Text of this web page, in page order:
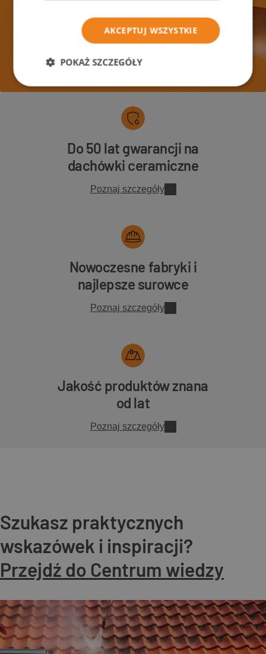
kształtów i kolorów
Do 50 lat gwarancji na
dachówki ceramiczne
Poznaj szczegóły
Nowoczesne fabryki i
najlepsze surowce
Poznaj szczegóły
Jakość produktów znana
od lat
Poznaj szczegóły
Szukasz praktycznych
wskazówek i inspiracji?
Przejdź do Centrum wiedzy
AKCEPTUJ WSZYSTKIE
POKAŻ SZCZEGÓŁY